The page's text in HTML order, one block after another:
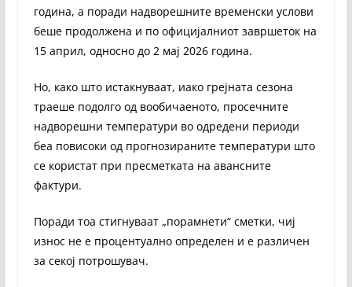
година, а поради надворешните временски услови
беше продолжена и по официјалниот завршеток на
15 април, односно до 2 мај 2026 година.
Но, како што истакнуваат, иако грејната сезона
траеше подолго од вообичаеното, просечните
надворешни температури во одредени периоди
беа повисоки од прогнозираните температури што
се користат при пресметката на авансните
фактури.
Поради тоа стигнуваат „порамнети“ сметки, чиј
износ не е процентуално определен и е различен
за секој потрошувач.